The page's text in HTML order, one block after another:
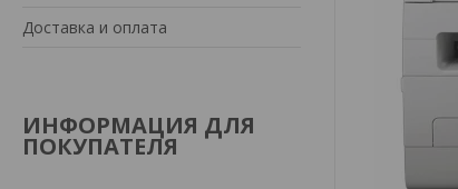
Доставка и оплата
ИНФОРМАЦИЯ ДЛЯ
ПОКУПАТЕЛЯ